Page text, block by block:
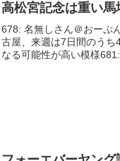
高松宮記念は重い
678: 名無しさん＠おーぷ
古屋、来週は7日間のう
なる可能性が高い模様